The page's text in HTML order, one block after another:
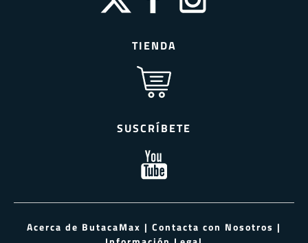
TIENDA
SUSCRÍBETE
Acerca de ButacaMax | Contacta con Nosotros |